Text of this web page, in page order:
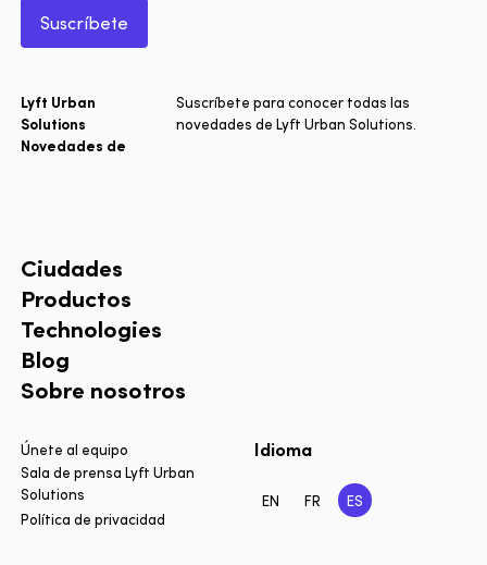
Suscríbete
Lyft Urban
Solutions
Novedades de
Suscríbete para conocer todas las
novedades de Lyft Urban Solutions.
Ciudades
Productos
Technologies
Blog
Sobre nosotros
Únete al equipo
Sala de prensa Lyft Urban
Solutions
Política de privacidad
Idioma
EN FR ES